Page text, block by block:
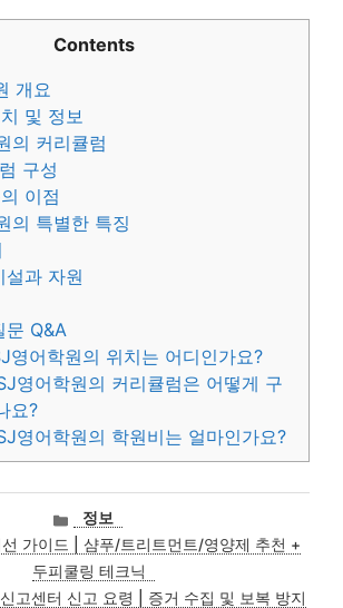
Contents
개요
및 정보
의 커리큘럼
구성
이점
의 특별한 특징
설과 자원
문 Q&A
영어학원의 위치는 어디인가요?
영어학원의 커리큘럼은 어떻게 구
요?
영어학원의 학원비는 얼마인가요?
카
테
고
리
정보
가이드 | 샴푸/트리트먼트/영양제 추천 +
두피쿨링 테크닉
고센터 신고 요령 | 증거 수집 및 보복 방지